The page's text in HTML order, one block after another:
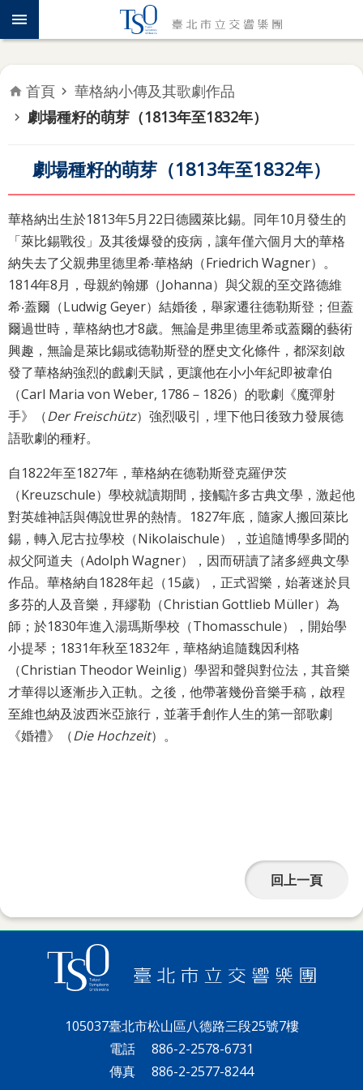
跳到主要內容區塊
認
識
年
度
題
音
樂
會
推
廣
教
育
最
新
消
息
文
宣
品
及
出
版
品
行
政
資
訊
網
系
台北通
首頁
華格納小傳及其歌劇作品
劇場種籽的萌芽（1813年至1832年）
劇場種籽的萌芽（1813年至1832年）
華格納出生於1813年5月22日德國萊比錫。同年10月發生的
「萊比錫戰役」及其後爆發的疫病，讓年僅六個月大的華格
納失去了父親弗里德里希‧華格納（Friedrich Wagner）。
1814年8月，母親約翰娜（Johanna）與父親的至交路德維
希‧蓋爾（Ludwig Geyer）結婚後，舉家遷往德勒斯登；但蓋
爾過世時，華格納也才8歲。無論是弗里德里希或蓋爾的藝術
興趣，無論是萊比錫或德勒斯登的歷史文化條件，都深刻啟
發了華格納強烈的戲劇天賦，更讓他在小小年紀即被韋伯
（Carl Maria von Weber, 1786－1826）的歌劇《魔彈射
手》（Der Freischütz）強烈吸引，埋下他日後致力發展德
語歌劇的種籽。
自1822年至1827年，華格納在德勒斯登克羅伊茨
（Kreuzschule）學校就讀期間，接觸許多古典文學，激起他
對英雄神話與傳說世界的熱情。1827年底，隨家人搬回萊比
錫，轉入尼古拉學校（Nikolaischule），並追隨博學多聞的
叔父阿道夫（Adolph Wagner），因而研讀了諸多經典文學
作品。華格納自1828年起（15歲），正式習樂，始著迷於貝
多芬的人及音樂，拜繆勒（Christian Gottlieb Müller）為
師；於1830年進入湯瑪斯學校（Thomasschule），開始學
小提琴；1831年秋至1832年，華格納追隨魏因利格
（Christian Theodor Weinlig）學習和聲與對位法，其音樂
才華得以逐漸步入正軌。之後，他帶著幾份音樂手稿，啟程
至維也納及波西米亞旅行，並著手創作人生的第一部歌劇
《婚禮》（Die Hochzeit）。
回上一頁
105037臺北市松山區八德路三段25號7樓
電話
886-2-2578-6731
傳真
886-2-2577-8244